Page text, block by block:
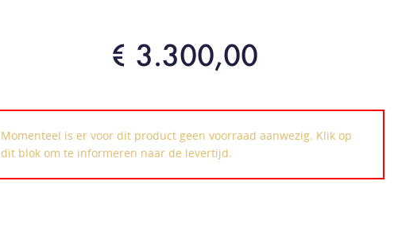
€ 3.300,00
Momenteel is er voor dit product geen voorraad aanwezig. Klik op
dit blok om te informeren naar de levertijd.